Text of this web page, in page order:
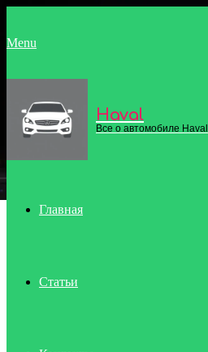
Menu
Haval
Все о автомобиле Haval
Главная
Статьи